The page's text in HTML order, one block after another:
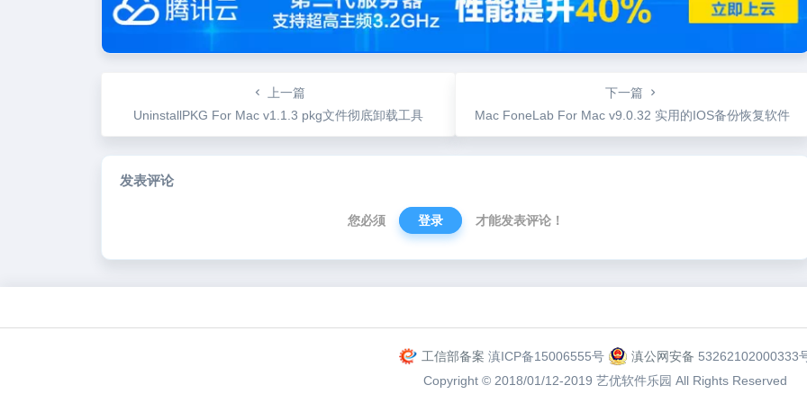
上一篇
UninstallPKG For Mac v1.1.3 pkg文件彻底卸载工具
下一篇
Mac FoneLab For Mac v9.0.32 实用的IOS备份恢复软件
发表评论
您必须 登录 才能发表评论！
工信部备案 滇ICP备15006555号 滇公网安备 53262102000333
Copyright © 2018/01/12-2019 艺优软件乐园 All Rights Reserved